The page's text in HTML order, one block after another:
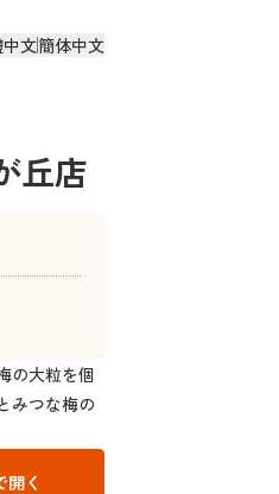
文簡体中文
丘店
の大粒を個
みつな梅の
開く